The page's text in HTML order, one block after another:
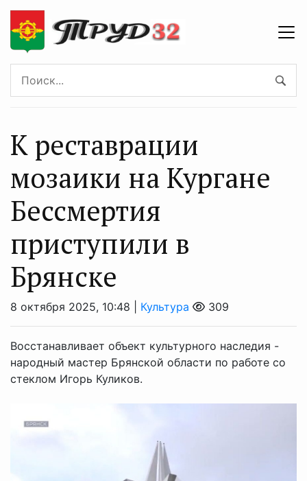
К реставрации
мозаики на Кургане
Бессмертия
приступили в
Брянске
8 октября 2025, 10:48 | Культура 309
Восстанавливает объект культурного наследия -
народный мастер Брянской области по работе со
стеклом Игорь Куликов.